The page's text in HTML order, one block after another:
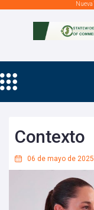
Nueva
Contexto
06 de mayo de 2025